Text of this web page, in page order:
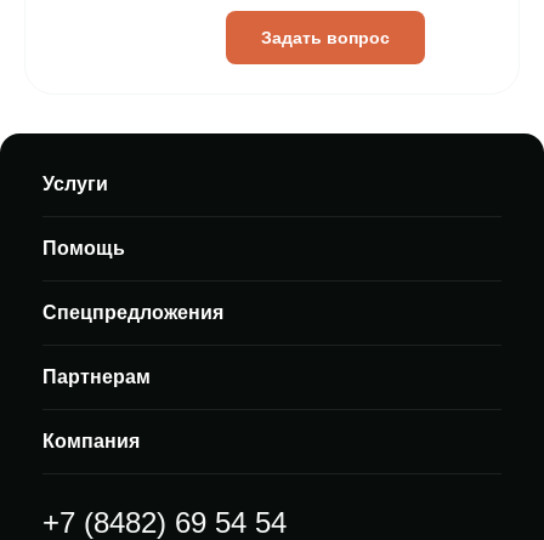
Задать вопрос
Услуги
Помощь
Спецпредложения
Партнерам
Компания
+7 (8482) 69 54 54